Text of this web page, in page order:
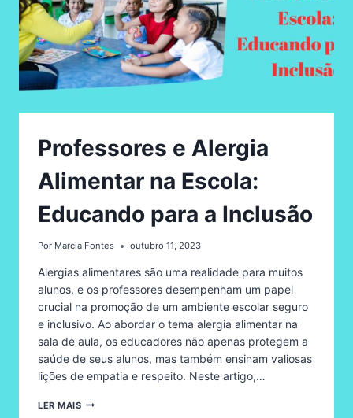
Professores e Alergia
Alimentar na Escola:
Educando para a Inclusão
Por Marcia Fontes outubro 11, 2023
Alergias alimentares são uma realidade para muitos
alunos, e os professores desempenham um papel
crucial na promoção de um ambiente escolar seguro
e inclusivo. Ao abordar o tema alergia alimentar na
sala de aula, os educadores não apenas protegem a
saúde de seus alunos, mas também ensinam valiosas
lições de empatia e respeito. Neste artigo,…
LER MAISPROFESSORES